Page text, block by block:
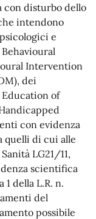
con disturbo dello
intendono
e
Intervention
dei
of
con evidenza
di cui alle
LG21/11,
scientifica
della L.R. n.
del
possibile